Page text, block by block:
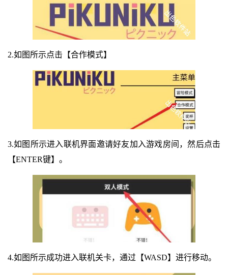
2.如图所示点击【合作模式】
3.如图所示进入联机界面邀请好友加入游戏房间，然后点击
【ENTER键】。
4.如图所示成功进入联机关卡，通过【WASD】进行移动。